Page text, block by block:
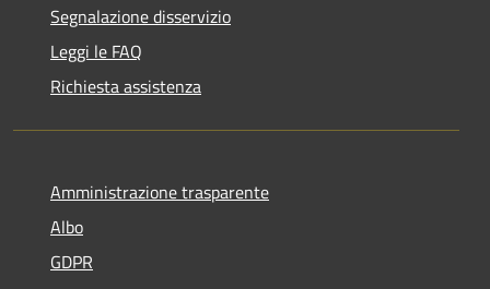
Segnalazione disservizio
Leggi le FAQ
Richiesta assistenza
Amministrazione trasparente
Albo
GDPR